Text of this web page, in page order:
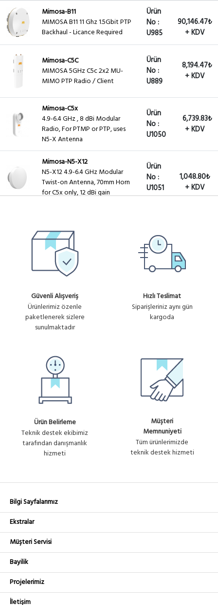
Mimosa-B11
MIMOSA B11 11 Ghz 1.5Gbit PTP
Backhaul - Licance Required
Ürün
No :
U985
90,146.47₺
+ KDV
Mimosa-C5C
MIMOSA 5GHz C5c 2x2 MU-
MIMO PTP Radio / Client
Ürün
No :
U889
8,194.47₺
+ KDV
Mimosa-C5x
4.9-6.4 GHz , 8 dBi Modular
Radio, For PTMP or PTP, uses
N5-X Antenna
Ürün
No :
U1050
6,739.83₺
+ KDV
Mimosa-N5-X12
N5-X12 4.9-6.4 GHz Modular
Twist-on Antenna, 70mm Horn
for C5x only, 12 dBi gain
Ürün
No :
U1051
1,048.80₺
+ KDV
Güvenli Alışveriş
Ürünlerimiz özenle
paketlenerek sizlere
sunulmaktadır
Hızlı Teslimat
Siparişleriniz aynı gün
kargoda
Ürün Belirleme
Teknik destek ekibimiz
tarafından danışmanlık
hizmeti
Müşteri
Memnuniyeti
Tüm ürünlerimizde
teknik destek hizmeti
Bilgi Sayfalarımız
Ekstralar
Müşteri Servisi
Bayilik
Projelerimiz
İletişim